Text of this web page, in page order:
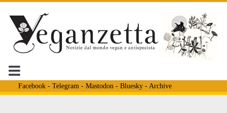
Facebook- Telegram - Mastodon - Bluesky- Archive